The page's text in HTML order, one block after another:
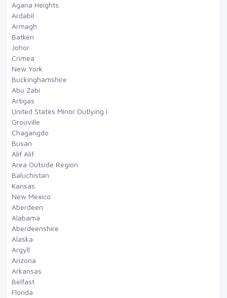
Agana Heights
Ardabil
Armagh
Batken
Johor
Crimea
New York
Buckinghamshire
Abu Zabi
Artigas
United States Minor Outlying I
Grouville
Chagangdo
Busan
Alif Alif
Area Outside Region
Baluchistan
Kansas
New Mexico
Aberdeen
Alabama
Aberdeenshire
Alaska
Argyll
Arizona
Arkansas
Belfast
Florida